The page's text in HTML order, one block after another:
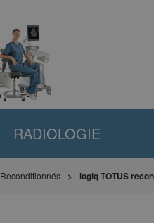
RADIOLOGIE
logiq TOTUS